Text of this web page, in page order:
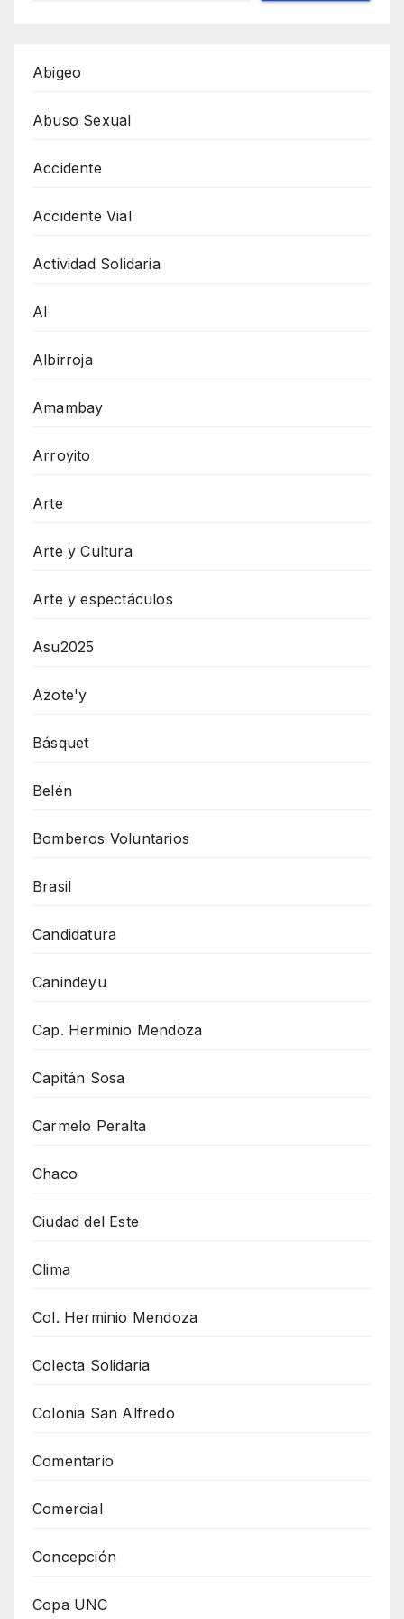
Abigeo
Abuso Sexual
Accidente
Accidente Vial
Actividad Solidaria
AI
Albirroja
Amambay
Arroyito
Arte
Arte y Cultura
Arte y espectáculos
Asu2025
Azote'y
Básquet
Belén
Bomberos Voluntarios
Brasil
Candidatura
Canindeyu
Cap. Herminio Mendoza
Capitán Sosa
Carmelo Peralta
Chaco
Ciudad del Este
Clima
Col. Herminio Mendoza
Colecta Solidaria
Colonia San Alfredo
Comentario
Comercial
Concepción
Copa UNC